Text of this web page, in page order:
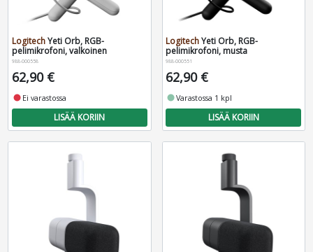
LogitechYeti Orb, RGB-
pelimikrofoni, valkoinen
988-000558
62,90 €
fiber_manual_record Ei varastossa
LISÄÄ KORIIN
LogitechYeti Orb, RGB-
pelimikrofoni, musta
988-000551
62,90 €
fiber_manual_recordVarastossa 1 kpl
LISÄÄ KORIIN